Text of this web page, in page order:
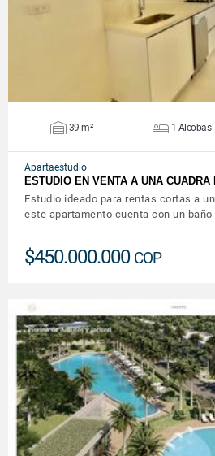
39 m² 1 Alcobas
Apartaestudio
ESTUDIO EN VENTA A UNA
Estudio ideado para rentas cortas a
este apartamento cuenta con un
$450.000.000 COP
VER DETALLES